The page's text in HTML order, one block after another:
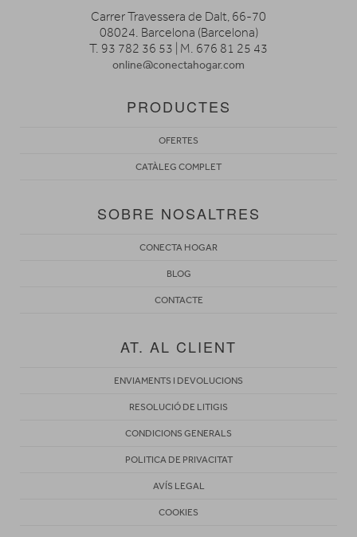
Carrer Travessera de Dalt, 66-70
08024. Barcelona (Barcelona)
T. 93 782 36 53 | M. 676 81 25 43
online@conectahogar.com
PRODUCTES
OFERTES
CATÀLEG COMPLET
SOBRE NOSALTRES
CONECTA HOGAR
BLOG
CONTACTE
AT. AL CLIENT
ENVIAMENTS I DEVOLUCIONS
RESOLUCIÓ DE LITIGIS
CONDICIONS GENERALS
POLITICA DE PRIVACITAT
AVÍS LEGAL
COOKIES